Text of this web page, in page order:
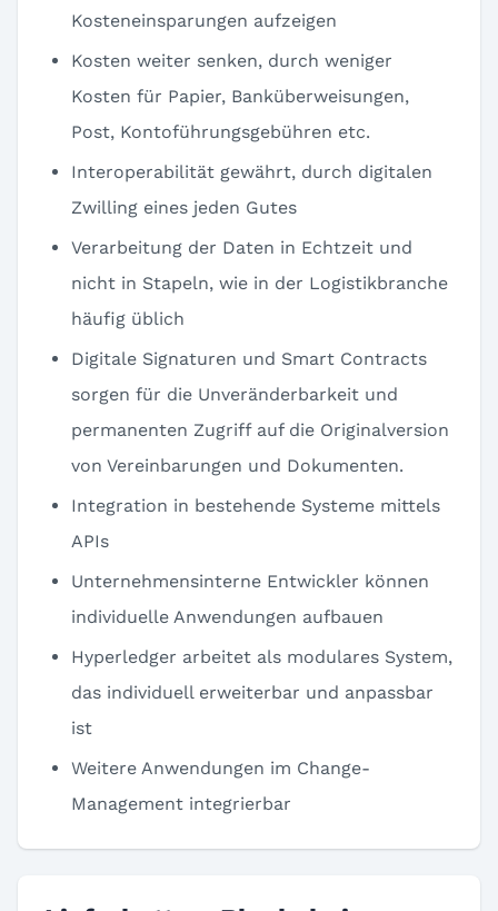
Kosteneinsparungen aufzeigen
Kosten weiter senken, durch weniger
Kosten für Papier, Banküberweisungen,
Post, Kontoführungsgebühren etc.
Interoperabilität gewährt, durch digitalen
Zwilling eines jeden Gutes
Verarbeitung der Daten in Echtzeit und
nicht in Stapeln, wie in der Logistikbranche
häufig üblich
Digitale Signaturen und Smart Contracts
sorgen für die Unveränderbarkeit und
permanenten Zugriff auf die Originalversion
von Vereinbarungen und Dokumenten.
Integration in bestehende Systeme mittels
APIs
Unternehmensinterne Entwickler können
individuelle Anwendungen aufbauen
Hyperledger arbeitet als modulares System,
das individuell erweiterbar und anpassbar
ist
Weitere Anwendungen im Change-
Management integrierbar